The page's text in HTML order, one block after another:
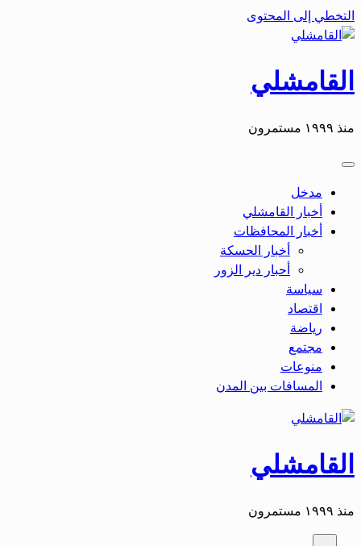
التخطي إلى المحتوى
القامشلي
منذ ١٩٩٩ مستمرون
مدخل
أخبار القامشلي
أخبار المحافظات
أخبار الحسكة
أحبار دير الزور
سياسة
اقتصاد
رياضة
مجتمع
منوعات
المسافات بين المدن
القامشلي
منذ ١٩٩٩ مستمرون